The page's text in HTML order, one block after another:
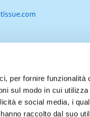
per fornire funzionalità
sul modo in cui
e social media, i
raccolto dal suo
Tissue
Italien polski (